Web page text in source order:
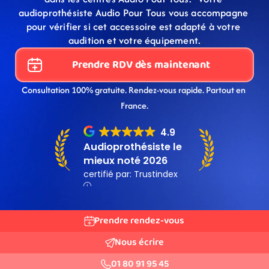
audioprothésiste Audio Pour Tous vous accompagne
pour vérifier si cet accessoire est adapté à votre
audition et votre équipement.
Prendre RDV dès maintenant
Consultation 100% gratuite. Rendez-vous rapide. Partout en
France.
Prendre rendez-vous
Nous écrire
01 80 91 95 45